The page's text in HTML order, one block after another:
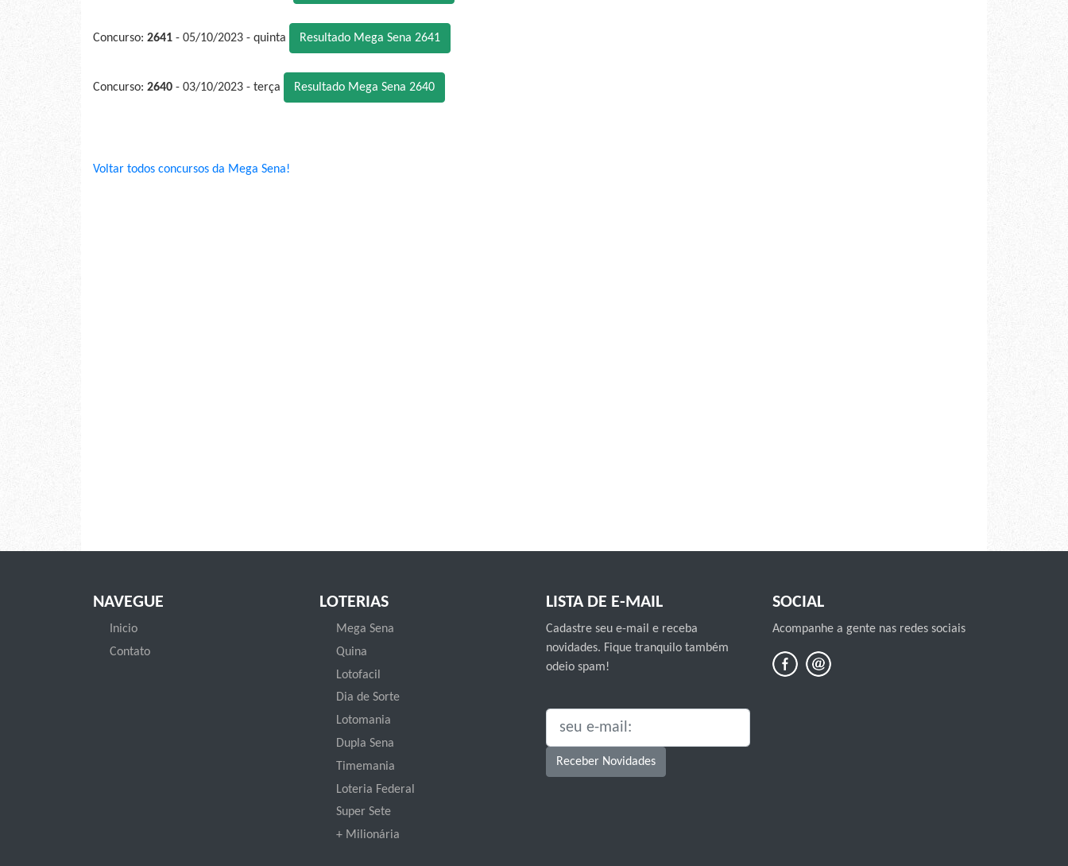
Concurso: 2641 - 05/10/2023 - quinta Resultado Mega Sena 2641
Concurso: 2640 - 03/10/2023 - terça Resultado Mega Sena 2640
Voltar todos concursos da Mega Sena!
NAVEGUE
Inicio
Contato
LOTERIAS
Mega Sena
Quina
Lotofacil
Dia de Sorte
Lotomania
Dupla Sena
Timemania
Loteria Federal
Super Sete
+ Milionária
LISTA DE E-MAIL
Cadastre seu e-mail e receba
novidades. Fique tranquilo também
odeio spam!
SEU E-MAIL:
Receber Novidades
SOCIAL
Acompanhe a gente nas redes sociais